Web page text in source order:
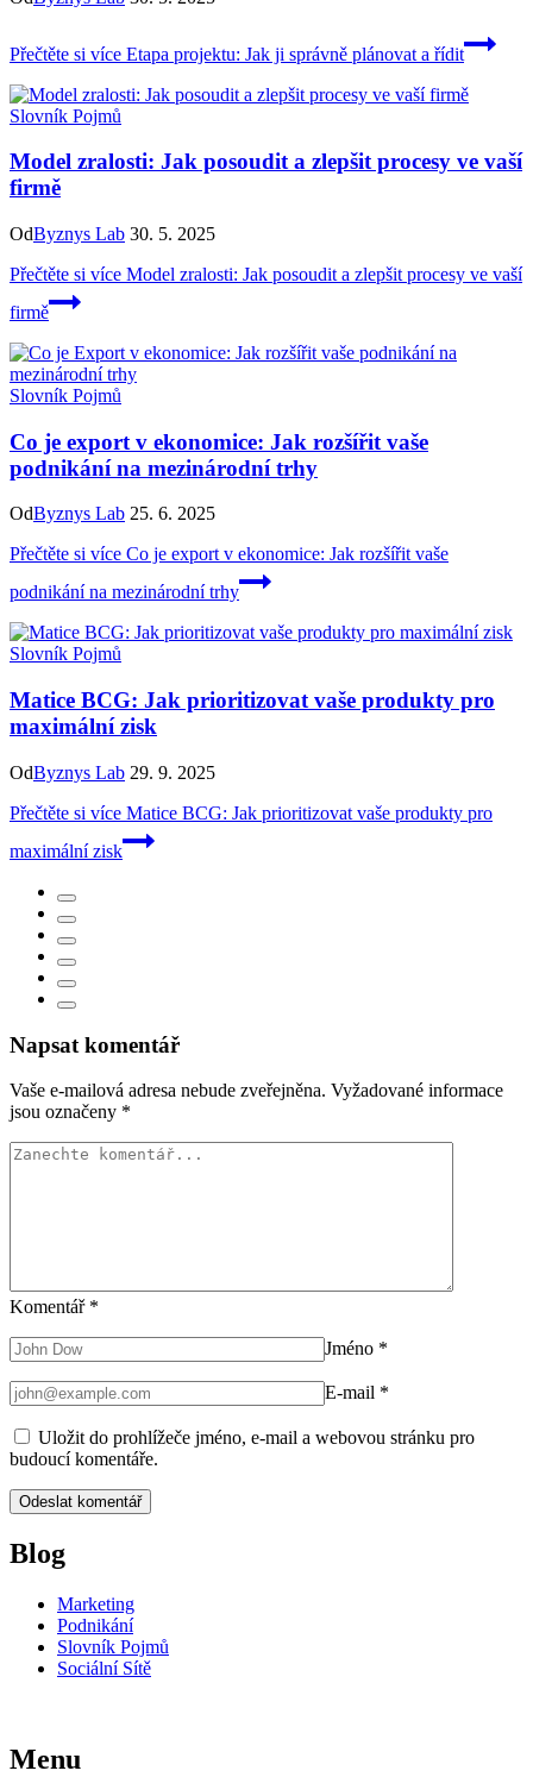
Přečtěte si více Etapa projektu: Jak ji správně plánovat a řídit
Slovník Pojmů
Model zralosti: Jak posoudit a zlepšit procesy ve vaší
firmě
OdByznys Lab 30. 5. 2025
Přečtěte si více Model zralosti: Jak posoudit a zlepšit procesy ve vaší
firmě
Slovník Pojmů
Co je export v ekonomice: Jak rozšířit vaše
podnikání na mezinárodní trhy
OdByznys Lab 25. 6. 2025
Přečtěte si více Co je export v ekonomice: Jak rozšířit vaše
podnikání na mezinárodní trhy
Slovník Pojmů
Matice BCG: Jak prioritizovat vaše produkty pro
maximální zisk
OdByznys Lab 29. 9. 2025
Přečtěte si více Matice BCG: Jak prioritizovat vaše produkty pro
maximální zisk
Napsat komentář
Vaše e-mailová adresa nebude zveřejněna. Vyžadované informace
jsou označeny *
Komentář *
Jméno *
E-mail *
Uložit do prohlížeče jméno, e-mail a webovou stránku pro
budoucí komentáře.
Blog
Marketing
Podnikání
Slovník Pojmů
Sociální Sítě
Menu